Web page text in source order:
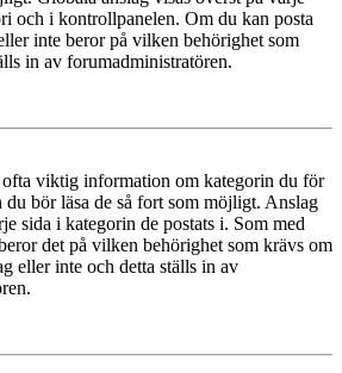
och i kontrollpanelen. Om du kan posta
inte beror på vilken behörighet som
in av forumadministratören.
viktig information om kategorin du för
bör läsa de så fort som möjligt. Anslag
sida i kategorin de postats i. Som med
det på vilken behörighet som krävs om
eller inte och detta ställs in av